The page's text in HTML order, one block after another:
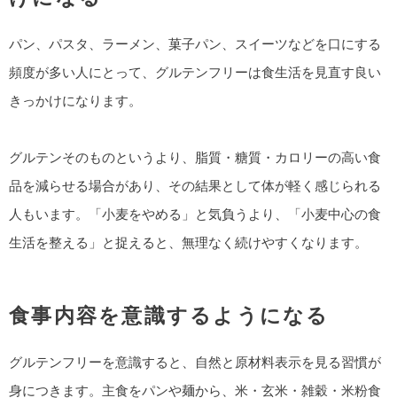
パン、パスタ、ラーメン、菓子パン、スイーツなどを口にする
頻度が多い人にとって、グルテンフリーは食生活を見直す良い
きっかけになります。
グルテンそのものというより、脂質・糖質・カロリーの高い食
品を減らせる場合があり、その結果として体が軽く感じられる
人もいます。「小麦をやめる」と気負うより、「小麦中心の食
生活を整える」と捉えると、無理なく続けやすくなります。
食事内容を意識するようになる
グルテンフリーを意識すると、自然と原材料表示を見る習慣が
身につきます。主食をパンや麺から、米・玄米・雑穀・米粉食